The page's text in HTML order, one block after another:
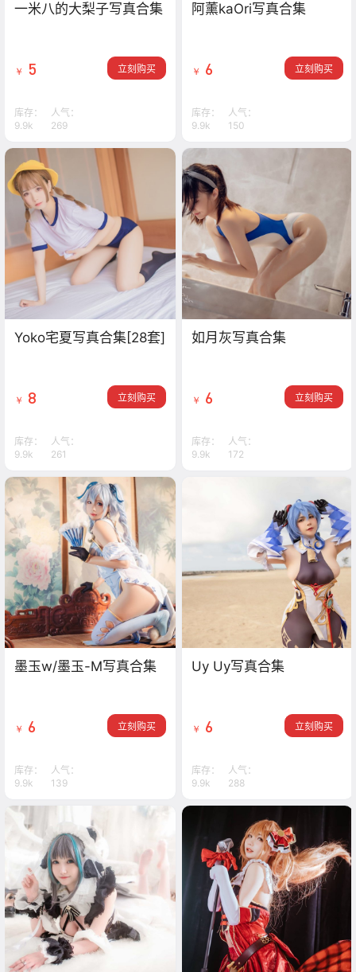
一米八的大梨子写真合集
￥ 5 立刻购买
库存：
9.9k
人气：
269
阿薰kaOri写真合集
￥ 6 立刻购买
库存：
9.9k
人气：
150
Yoko宅夏写真合集[28套]
￥ 8 立刻购买
库存：
9.9k
人气：
261
如月灰写真合集
￥ 6 立刻购买
库存：
9.9k
人气：
172
墨玉w/墨玉-M写真合集
￥ 6 立刻购买
库存：
9.9k
人气：
139
Uy Uy写真合集
￥ 6 立刻购买
库存：
9.9k
人气：
288